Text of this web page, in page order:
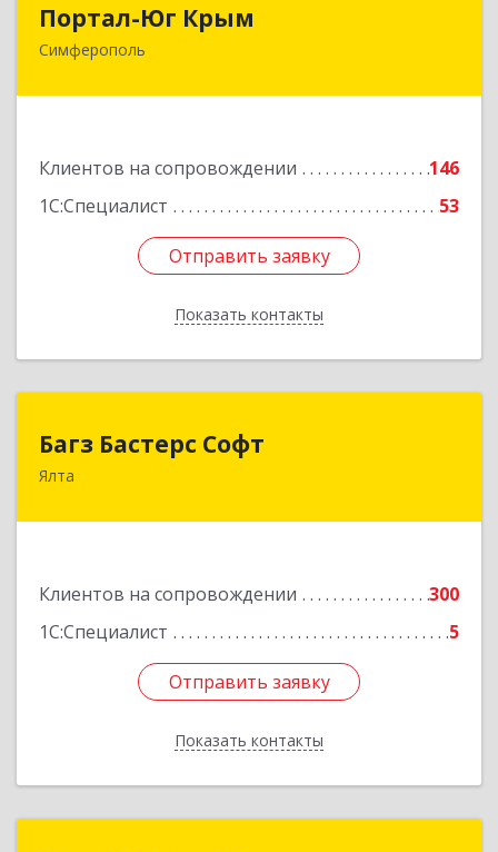
Портал-Юг Крым
Симферополь
Клиентов на сопровождении
146
1С:Специалист
53
Отправить заявку
Показать контакты
295015, Крым Респ, Симферополь г, Козлова ул,
Отправить заявку
Назад
Багз Бастерс Софт
Ялта
Клиентов на сопровождении
300
1С:Специалист
5
Отправить заявку
Показать контакты
Багз Бастерс Софт
298603, Крым Респ, Ялта г, Свердлова ул, дом №
Отправить заявку
Назад